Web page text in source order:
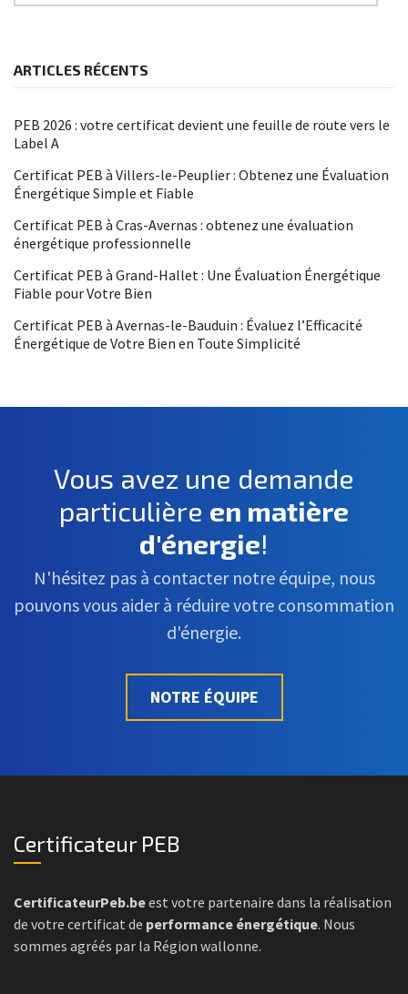
ARTICLES RÉCENTS
PEB 2026 : votre certificat devient une feuille de route vers le
Label A
Certificat PEB à Villers-le-Peuplier : Obtenez une Évaluation
Énergétique Simple et Fiable
Certificat PEB à Cras-Avernas : obtenez une évaluation
énergétique professionnelle
Certificat PEB à Grand-Hallet : Une Évaluation Énergétique
Fiable pour Votre Bien
Certificat PEB à Avernas-le-Bauduin : Évaluez l’Efficacité
Énergétique de Votre Bien en Toute Simplicité
Vous avez une demande
particulière en matière
d'énergie!
N'hésitez pas à contacter notre équipe, nous
pouvons vous aider à réduire votre consommation
d'énergie.
NOTRE ÉQUIPE
Certificateur PEB
CertificateurPeb.beest votre partenaire dans la réalisation
de votre certificat de performance énergétique. Nous
sommes agréés par la Région wallonne.